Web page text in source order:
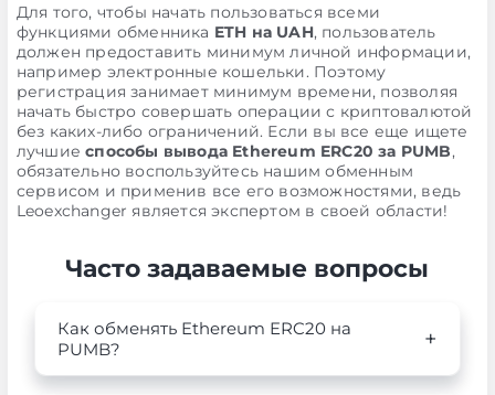
Для того, чтобы начать пользоваться всеми
функциями обменника ETH на UAH, пользователь
должен предоставить минимум личной информации,
например электронные кошельки. Поэтому
регистрация занимает минимум времени, позволяя
начать быстро совершать операции с криптовалютой
без каких-либо ограничений. Если вы все еще ищете
лучшиеспособы вывода Ethereum ERC20 за PUMB,
обязательно воспользуйтесь нашим обменным
сервисом и применив все его возможностями, ведь
Leoexchanger является экспертом в своей области!
Часто задаваемые вопросы
Как обменять Ethereum ERC20 на
PUMB?